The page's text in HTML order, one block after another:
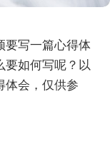
要写一篇心得体
要如何写呢？以
体会，仅供参